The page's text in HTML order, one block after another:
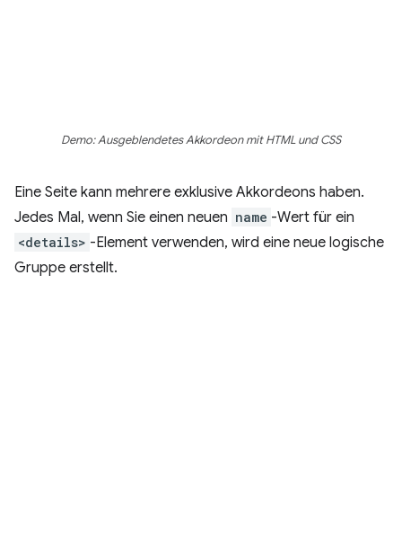
Demo: Ausgeblendetes Akkordeon mit HTML und CSS
Eine Seite kann mehrere exklusive Akkordeons haben.
Jedes Mal, wenn Sie einen neuen name -Wert für ein
<details> -Element verwenden, wird eine neue logische
Gruppe erstellt.